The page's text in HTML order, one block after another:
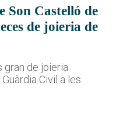
Son Castelló de
de joieria de
gran de joieria
Civil a les